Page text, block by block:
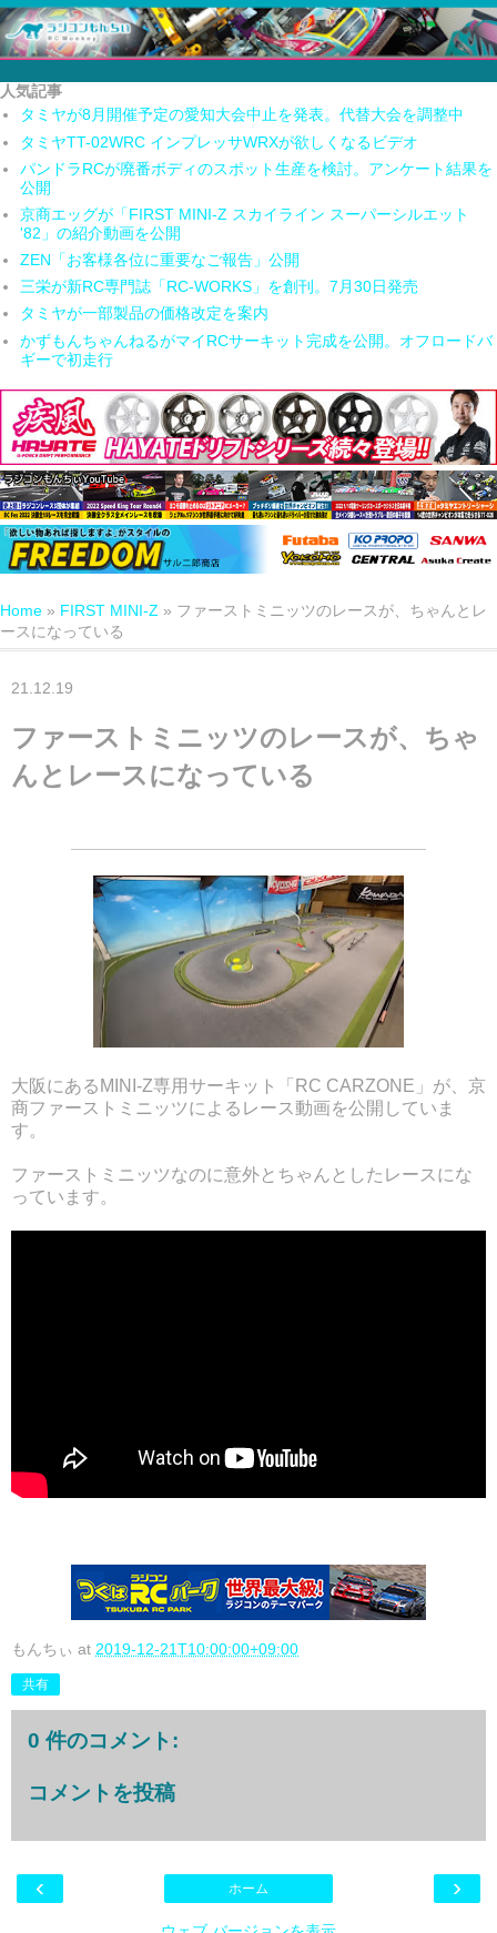
人気記事
タミヤが8月開催予定の愛知大会中止を発表。代替大会を調整中
タミヤTT-02WRC インプレッサWRXが欲しくなるビデオ
パンドラRCが廃番ボディのスポット生産を検討。アンケート結果を
公開
京商エッグが「FIRST MINI-Z スカイライン スーパーシルエット
'82」の紹介動画を公開
ZEN「お客様各位に重要なご報告」公開
三栄が新RC専門誌「RC-WORKS」を創刊。7月30日発売
タミヤが一部製品の価格改定を案内
かずもんちゃんねるがマイRCサーキット完成を公開。オフロードバ
ギーで初走行
Home » FIRST MINI-Z » ファーストミニッツのレースが、ちゃんとレ
ースになっている
21.12.19
ファーストミニッツのレースが、ちゃ
んとレースになっている
大阪にあるMINI-Z専用サーキット「RC CARZONE」が、京
商ファーストミニッツによるレース動画を公開していま
す。
ファーストミニッツなのに意外とちゃんとしたレースにな
っています。
もんちぃ at 2019-12-21T10:00:00+09:00
共有
0 件のコメント:
コメントを投稿
‹ ›
ホーム